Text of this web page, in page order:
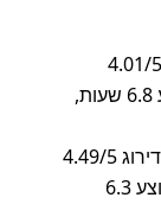
Suwarnphum Burapha – דירוג 4.01/5
(8,672 ביקורות, ~66%), זמן ממוצע 6.8 שעות,
Boonsiri High Speed Ferries – דירוג 4.49/5
(142,533 ביקורות, ~33%), זמן ממוצע 6.3